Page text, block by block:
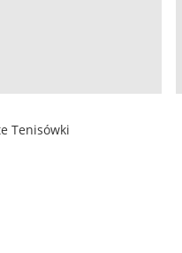
Tenisówki